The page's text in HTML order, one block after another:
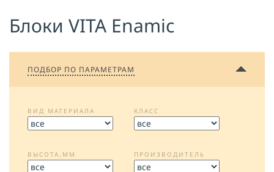
Я принимаю условия публичной
оферты, подтверждаю
наобработку персональных данных
ОТПРАВИТЬ
Блоки VITA Enamic
ПОДБОР ПО ПАРАМЕТРАМ
ВИД МАТЕРИАЛА КЛАСС
ВЫСОТА,ММ ПРОИЗВОДИТЕЛЬ